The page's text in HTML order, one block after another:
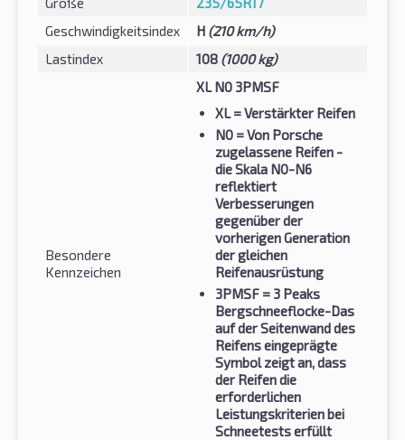
Geschwindigkeitsindex
H (210 km/h)
Lastindex
108 (1000 kg)
Besondere
Kennzeichen
XL N0 3PMSF
XL= Verstärkter Reifen
N0 = Von Porsche
zugelassene Reifen -
die Skala N0-N6
reflektiert
Verbesserungen
gegenüber der
vorherigen Generation
der gleichen
Reifenausrüstung
3PMSF = 3 Peaks
Bergschneeflocke-Das
auf der Seitenwand des
Reifens eingeprägte
Symbol zeigt an, dass
der Reifen die
erforderlichen
Leistungskriterien bei
Schneetests erfüllt